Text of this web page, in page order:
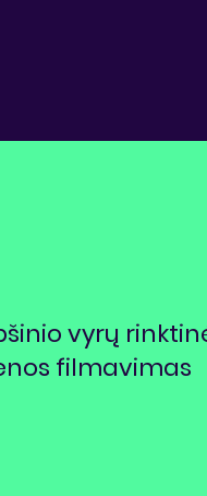
vyrų
filmavimas